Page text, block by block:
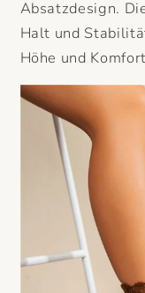
Absatzdesign.
Halt und
Höhe und